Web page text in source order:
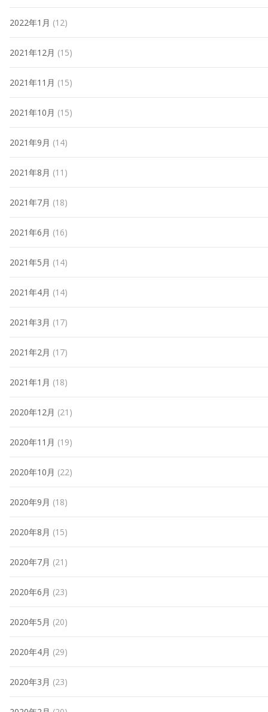
2022年1月 (12)
2021年12月 (15)
2021年11月 (15)
2021年10月 (15)
2021年9月 (14)
2021年8月 (11)
2021年7月 (18)
2021年6月 (16)
2021年5月 (14)
2021年4月 (14)
2021年3月 (17)
2021年2月 (17)
2021年1月 (18)
2020年12月 (21)
2020年11月 (19)
2020年10月 (22)
2020年9月 (18)
2020年8月 (15)
2020年7月 (21)
2020年6月 (23)
2020年5月 (20)
2020年4月 (29)
2020年3月 (23)